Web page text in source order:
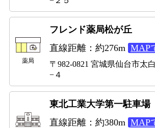
薬局
フレンド薬局松が丘
直線距離：約276m MAP
〒982-0821 宮城県仙台市太
−４
東北工業大学第一駐車場
直線距離：約380m MAP